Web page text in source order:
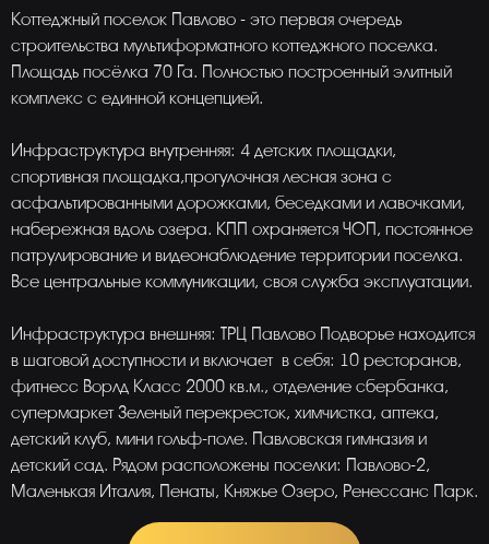
Коттеджный поселок Павлово - это первая очередь
строительства мультиформатного коттеджного поселка.
Площадь посёлка 70 Га. Полностью построенный элитный
комплекс с единной концепцией.
Инфраструктура внутренняя: 4 детских площадки,
спортивная площадка,прогулочная лесная зона с
асфальтированными дорожками, беседками и лавочками,
набережная вдоль озера. КПП охраняется ЧОП, постоянное
патрулирование и видеонаблюдение территории поселка.
Все центральные коммуникации, своя служба эксплуатации.
Инфраструктура внешняя: ТРЦ Павлово Подворье находится
в шаговой доступности и включает в себя: 10 ресторанов,
фитнесс Ворлд Класс 2000 кв.м., отделение сбербанка,
супермаркет Зеленый перекресток, химчистка, аптека,
детский клуб, мини гольф-поле. Павловская гимназия и
детский сад. Рядом расположены поселки: Павлово-2,
Маленькая Италия, Пенаты, Княжье Озеро, Ренессанс Парк.